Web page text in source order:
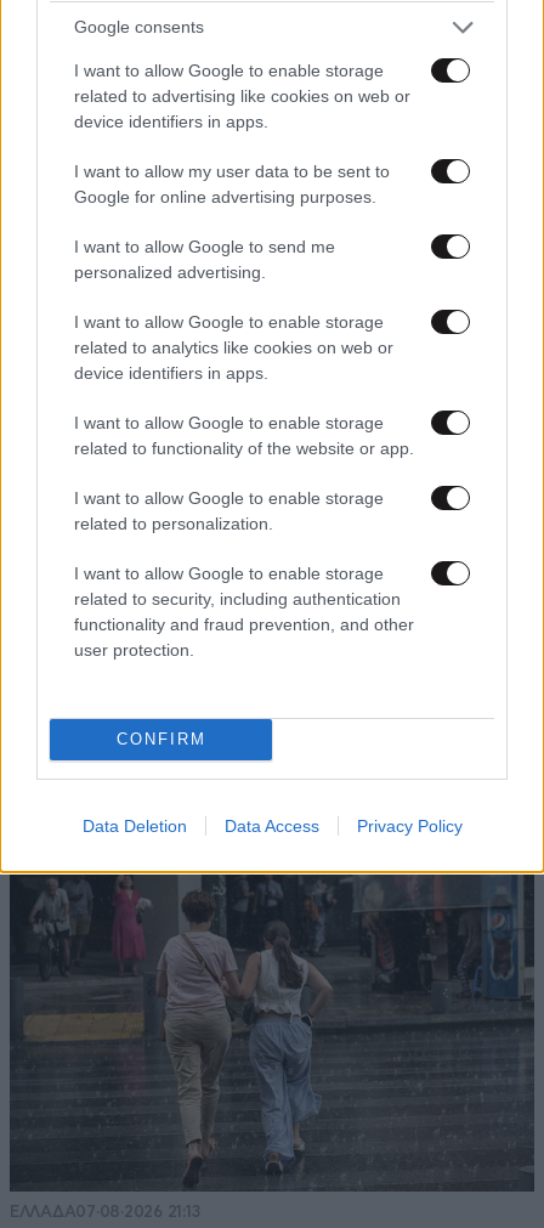
Google consents
I want to allow Google to enable storage
related to advertising like cookies on web or
device identifiers in apps.
I want to allow my user data to be sent to
Google for online advertising purposes.
I want to allow Google to send me
personalized advertising.
I want to allow Google to enable storage
related to analytics like cookies on web or
device identifiers in apps.
I want to allow Google to enable storage
related to functionality of the website or app.
I want to allow Google to enable storage
related to personalization.
I want to allow Google to enable storage
related to security, including authentication
functionality and fraud prevention, and other
user protection.
CONFIRM
Data Deletion Data Access Privacy Policy
Κρίση στο Μπρουνέι: Ο σουλτάνος αφαίρεσε
όλους τους τίτλους της νύφης του χωρίς καμία
ΕΛΛΑΔΑ07·08·2026 21:13